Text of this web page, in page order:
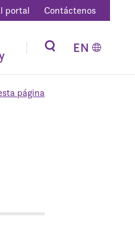
portal Contáctenos
EN
página